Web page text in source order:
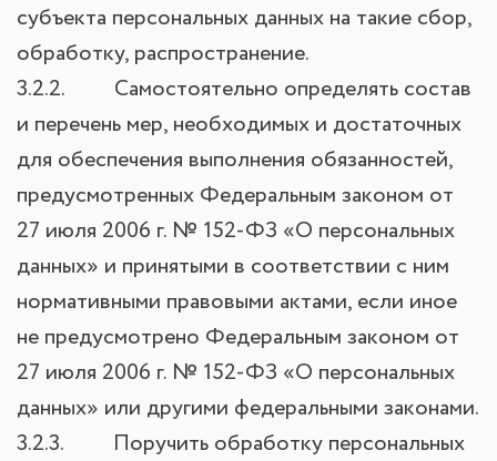
субъекта персональных данных на такие сбор,
обработку, распространение.
3.2.2. Самостоятельно определять состав
и перечень мер, необходимых и достаточных
для обеспечения выполнения обязанностей,
предусмотренных Федеральным законом от
27 июля 2006 г. № 152-ФЗ «О персональных
данных» и принятыми в соответствии с ним
нормативными правовыми актами, если иное
не предусмотрено Федеральным законом от
27 июля 2006 г. № 152-ФЗ «О персональных
данных» или другими федеральными законами.
3.2.3. Поручить обработку персональных